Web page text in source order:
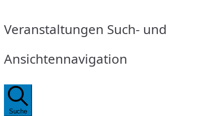
Veranstaltungen Such- und
Ansichtennavigation
Suche